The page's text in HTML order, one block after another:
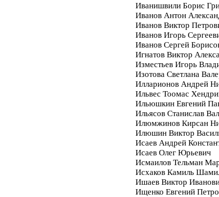
Иванишвили Борис
Иванов Антон
Иванов Виктор
Иванов Игорь
Иванов Сергей
Игнатов Виктор
Изместьев Игорь
Изотова Светлана
Илларионов Андрей
Ильвес Тоомас
Ильюшкин Евгений
Ильясов Станислав
Илюмжинов Кирсан
Илюшин Виктор
Исаев Андрей
Исаев Олег Юрьевич
Исмаилов Тельман
Исхаков Камиль
Ишаев Виктор
Ищенко Евгений